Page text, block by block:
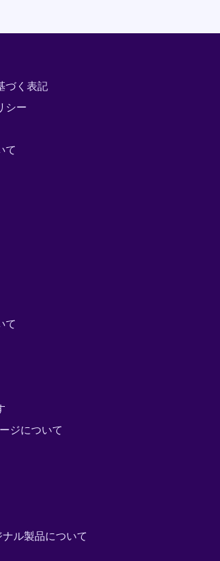
づく表記
シー
て
て
ジについて
ル製品について